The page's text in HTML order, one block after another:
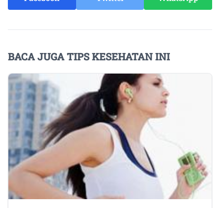
BACA JUGA TIPS KESEHATAN INI